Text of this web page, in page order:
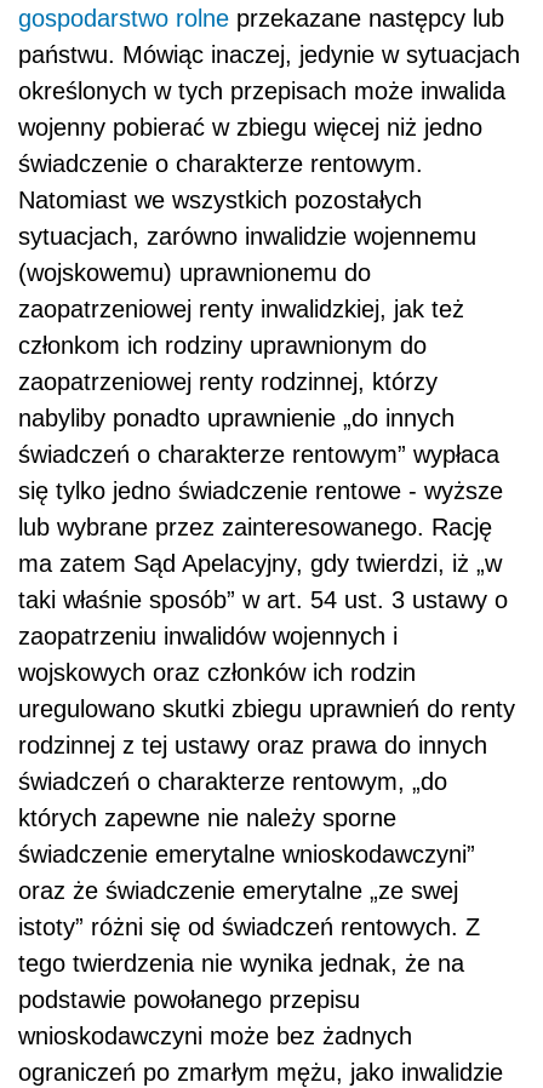
gospodarstwo rolne przekazane następcy lub
państwu. Mówiąc inaczej, jedynie w sytuacjach
określonych w tych przepisach może inwalida
wojenny pobierać w zbiegu więcej niż jedno
świadczenie o charakterze rentowym.
Natomiast we wszystkich pozostałych
sytuacjach, zarówno inwalidzie wojennemu
(wojskowemu) uprawnionemu do
zaopatrzeniowej renty inwalidzkiej, jak też
członkom ich rodziny uprawnionym do
zaopatrzeniowej renty rodzinnej, którzy
nabyliby ponadto uprawnienie „do innych
świadczeń o charakterze rentowym” wypłaca
się tylko jedno świadczenie rentowe - wyższe
lub wybrane przez zainteresowanego. Rację
ma zatem Sąd Apelacyjny, gdy twierdzi, iż „w
taki właśnie sposób” w art. 54 ust. 3 ustawy o
zaopatrzeniu inwalidów wojennych i
wojskowych oraz członków ich rodzin
uregulowano skutki zbiegu uprawnień do renty
rodzinnej z tej ustawy oraz prawa do innych
świadczeń o charakterze rentowym, „do
których zapewne nie należy sporne
świadczenie emerytalne wnioskodawczyni”
oraz że świadczenie emerytalne „ze swej
istoty” różni się od świadczeń rentowych. Z
tego twierdzenia nie wynika jednak, że na
podstawie powołanego przepisu
wnioskodawczyni może bez żadnych
ograniczeń po zmarłym mężu, jako inwalidzie